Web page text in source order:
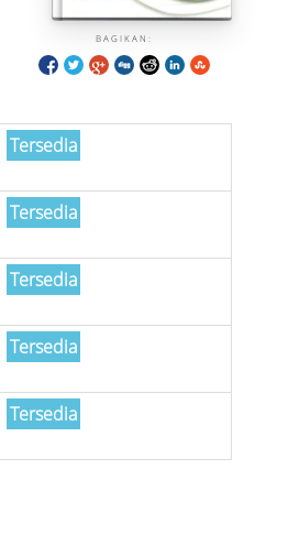
BAGIKAN:
Tersedia
Tersedia
Tersedia
Tersedia
Tersedia